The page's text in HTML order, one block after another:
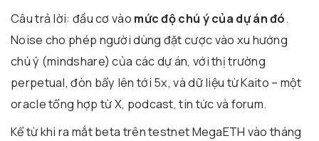
Câu trả lời: đầu cơ vào mức độ chú ý của dự án đó.
Noise cho phép người dùng đặt cược vào xu hướng
chú ý (mindshare) của các dự án, với thị trường
perpetual, đòn bẩy lên tới 5x, và dữ liệu từ Kaito – một
oracle tổng hợp từ X, podcast, tin tức và forum.
Kể từ khi ra mắt beta trên testnet MegaETH vào tháng